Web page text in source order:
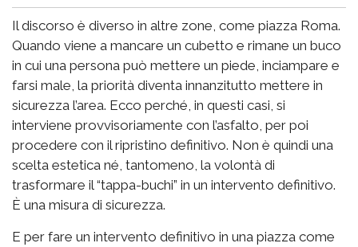
Il discorso è diverso in altre zone, come piazza Roma.
Quando viene a mancare un cubetto e rimane un buco
in cui una persona può mettere un piede, inciampare e
farsi male, la priorità diventa innanzitutto mettere in
sicurezza l’area. Ecco perché, in questi casi, si
interviene provvisoriamente con l’asfalto, per poi
procedere con il ripristino definitivo. Non è quindi una
scelta estetica né, tantomeno, la volontà di
trasformare il “tappa-buchi” in un intervento definitivo.
È una misura di sicurezza.
E per fare un intervento definitivo in una piazza come